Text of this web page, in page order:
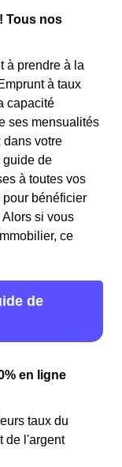
Tous nos
à prendre à la
à taux
capacité
ses mensualités
dans votre
guide de
à toutes vos
bénéficier
si vous
ce
de
en ligne
taux du
de l'argent